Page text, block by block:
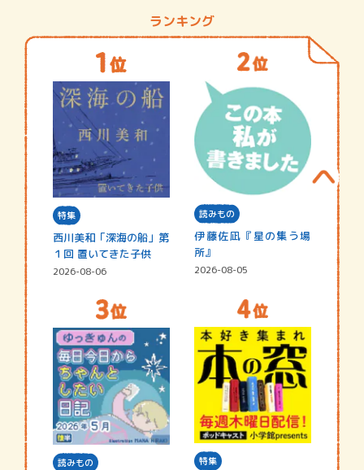
ランキング
特集
西川美和「深海の船」第
１回 置いてきた子供
2026-08-06
読みもの
伊藤佐凪『星の集う場
所』
2026-08-05
読みもの 特集